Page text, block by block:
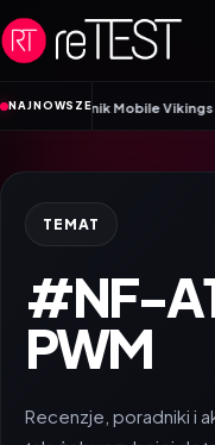
Przejdź do treści
NAJNOWSZEMobile Vikings•
TEMAT
#NF-
PWM
Recenzje, poradniki i